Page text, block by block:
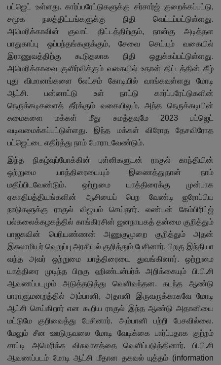
பட்ஜெட் உள்ளது. கார்ப்பரேட்டுகளுக்கு சர்சார்ஜ் குறைக்கப்பட்டு,
சமூக நலத்திட்டங்களுக்கு நிதி வெட்டப்பட்டுள்ளது.
அமெரிக்காவின் குவாட் திட்டத்திற்கும், நான்கு அடித்தள
பாதுகாப்பு ஒப்பந்தங்களுக்கும், சேவை செய்யும் வகையில்
இராணுவத்திற்கு கூடுதலாக நிதி ஒதுக்கப்பட்டுள்ளது.
அமெரிக்காவை குளிர்விக்கும் வகையில் உதான் திட்டத்தின் கீழ்
புது விமானங்களை 6லட்சம் கோடியில் வாங்கவுள்ளது மோடி
ஆட்சி. பன்னாட்டு உள் நாட்டு கார்ப்பரேட்டுகளின்
நெருக்கடிகளைத் தீர்க்கும் வகையிலும், அந்த நெருக்கடியின்
சுமைகளை மக்கள் மீது சுமத்தவுமே 2023 பட்ஜெட்
வடிவமைக்கப்பட்டுள்ளது. இந்த மக்கள் விரோத தேசவிரோத
பட்ஜெட்டை எதிர்த்து நாம் போராடவேண்டும்.
இந்த நிகழ்வுப்போக்கின் புள்ளிகளுடன் ராகுல் காந்தியின்
ஒற்றுமை யாத்திரையையும் இணைத்துதான் நாம்
மதிப்பிடவேண்டும். ஒற்றுமை யாத்திரைக்கு முன்பாக
ஏகாதிபத்தியங்களின் ஆசியைப் பெற வேண்டி ஐரோப்பிய
நாடுகளுக்கு ராகுல் விஜயம் செய்தார். லண்டன் கேம்பிரிட்ஜ்
பல்கலைக்கழகத்தில் காங்கிரசின் ஜனநாயகத் தன்மை குறித்தும்
பாஜகவின் பெரியண்ணன் அணுகுமுறை குறித்தும் அதன்
இசுலாமியர் வெறுப்பு அரசியல் குறித்தும் பேசினார். பிறகு இந்தியா
வந்த அவர் ஒற்றுமை யாத்திரையை துவங்கினார். ஒற்றுமை
யாத்திரை முடிந்த பிறகு ஹிண்டன்பர்க் அறிக்கையும் பி.பி.சி
ஆவணப்படமும் அடுத்தடுத்து வெளிவந்தன. கடந்த ஆண்டு
பாராளுமனறத்தில் அம்பானி, அதானி இருவருக்காகவே மோடி
ஆட்சி செய்கிறார் என கூறிய ராகுல் இந்த ஆண்டு அதானியை
மட்டுமே குறிவைத்து பேசினார். அம்பானி பற்றி பேசவில்லை.
மேலும் சீன ஊடுருவலை மோடி வேடிக்கை பார்ப்பதாக குற்றம்
சாட்டி அமெரிக்க விசுவாசத்தை வெளிப்படுத்தினார். பி.பி.சி
ஆவணப்படம் மோடி ஆட்சி மீதான தகவல் யுத்தம் (information